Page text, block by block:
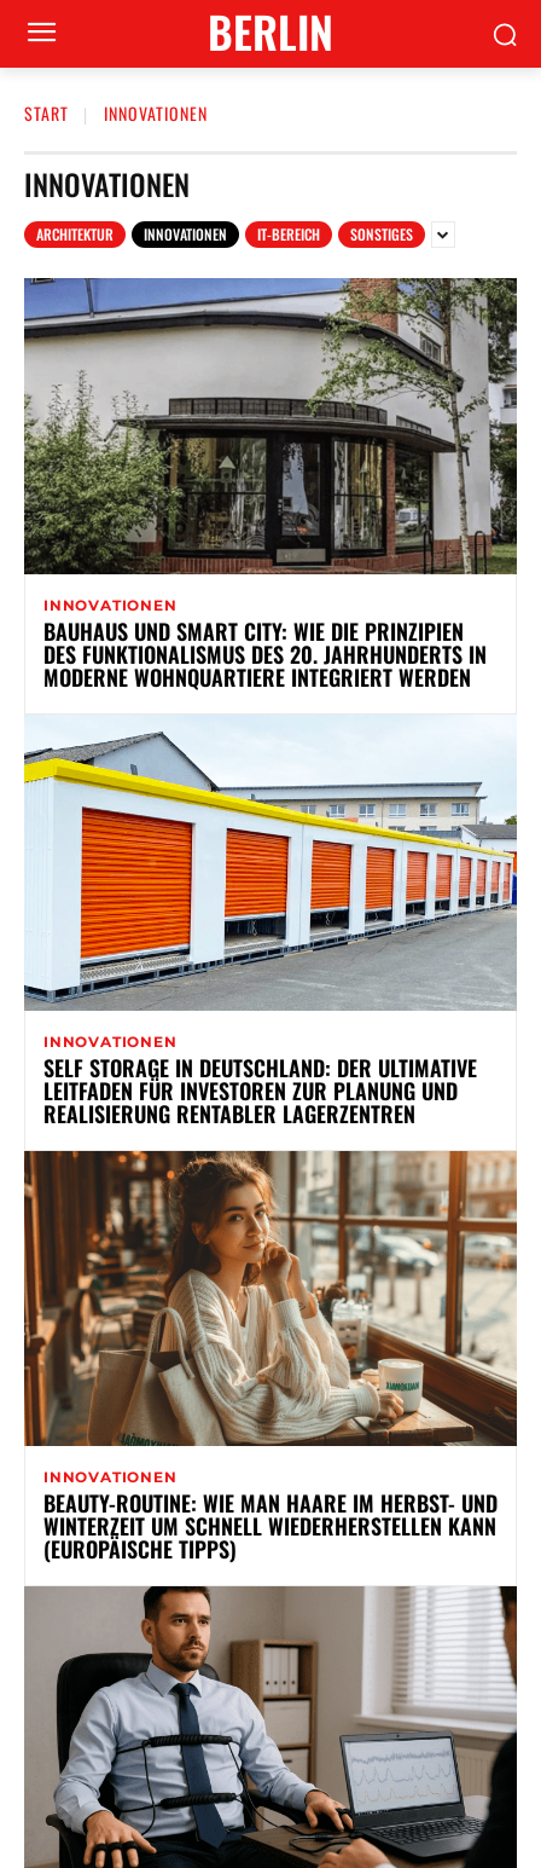
BERLIN
START INNOVATIONEN
INNOVATIONEN
ARCHITEKTUR INNOVATIONEN IT-BEREICH SONSTIGES
INNOVATIONEN
BAUHAUS UND SMART CITY: WIE DIE PRINZIPIEN
DES FUNKTIONALISMUS DES 20. JAHRHUNDERTS IN
MODERNE WOHNQUARTIERE INTEGRIERT WERDEN
INNOVATIONEN
SELF STORAGE IN DEUTSCHLAND: DER ULTIMATIVE
LEITFADEN FÜR INVESTOREN ZUR PLANUNG UND
REALISIERUNG RENTABLER LAGERZENTREN
INNOVATIONEN
BEAUTY-ROUTINE: WIE MAN HAARE IM HERBST- UND
WINTERZEIT UM SCHNELL WIEDERHERSTELLEN KANN
(EUROPÄISCHE TIPPS)